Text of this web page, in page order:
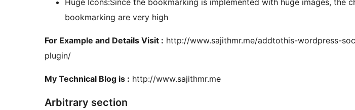
Huge Icons:Since the bookmarking is implemented with huge images, the
bookmarking are very high
For Example and Details Visit : http://www.sajithmr.me/addtothis-wordpress-
plugin/
My Technical Blog is : http://www.sajithmr.me
Arbitrary section